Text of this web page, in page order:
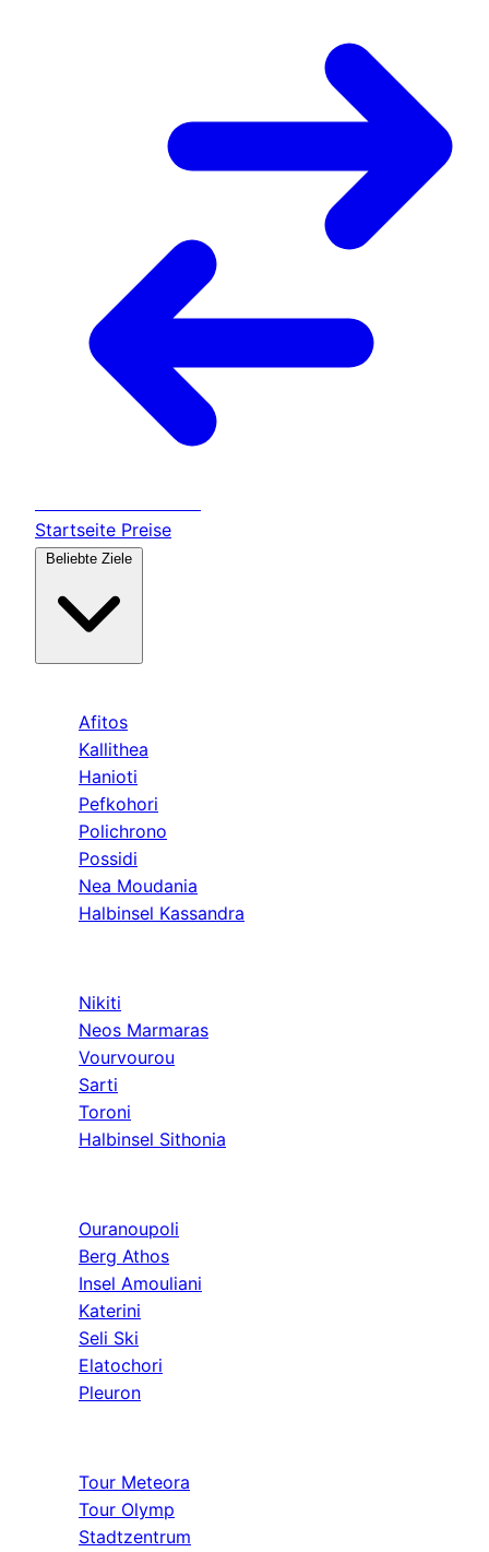
Startseite Preise
Afitos
Kallithea
Hanioti
Pefkohori
Polichrono
Possidi
Nea Moudania
Halbinsel Kassandra
Nikiti
Neos Marmaras
Vourvourou
Sarti
Toroni
Halbinsel Sithonia
Ouranoupoli
Berg Athos
Insel Amouliani
Katerini
Seli Ski
Elatochori
Pleuron
Tour Meteora
Tour Olymp
Stadtzentrum